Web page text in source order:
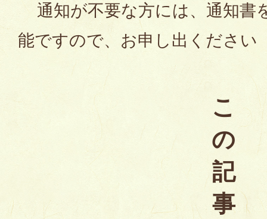
通知が不要な方には、通知書
能ですので、お申し出ください
こ
の
記
事